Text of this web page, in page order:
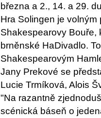
března a 2., 14. a 29.
Hra Solingen je
Shakespearovy Bouře,
brněnské HaDivadlo.
Shakespearovým
Jany Prekové se
Lucie Trmíková, Alois
"Na razantně
scénická báseň o